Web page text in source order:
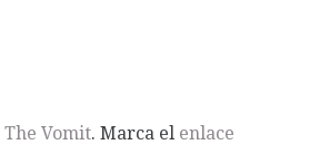
The Vomit. Marca el enlace